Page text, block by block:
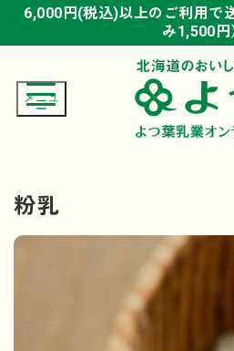
6,000円(税込)以上のご利用で
み1,500円
6,000円(税込)以上のご利用で
み1,500円
6,000円(税込)以上のご利用で
み1,500円
粉乳